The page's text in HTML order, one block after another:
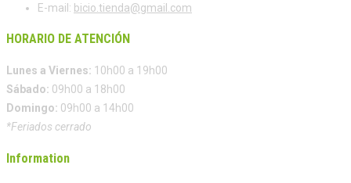
E-mail: bicio.tienda@gmail.com
HORARIO DE ATENCIÓN
Lunes a Viernes: 10h00 a 19h00
Sábado: 09h00 a 18h00
Domingo: 09h00 a 14h00
*Feriados cerrado
Information